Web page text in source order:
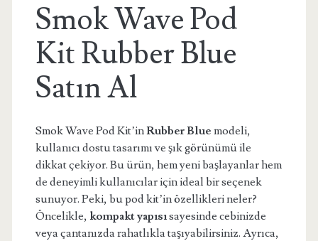
Smok Wave Pod
Kit Rubber Blue
Satın Al
Smok Wave Pod Kit’inRubber Blue modeli,
kullanıcı dostu tasarımı ve şık görünümü ile
dikkat çekiyor. Bu ürün, hem yeni başlayanlar hem
de deneyimli kullanıcılar için ideal bir seçenek
sunuyor. Peki, bu pod kit’in özellikleri neler?
Öncelikle, kompakt yapısısayesinde cebinizde
veya çantanızda rahatlıkla taşıyabilirsiniz. Ayrıca,